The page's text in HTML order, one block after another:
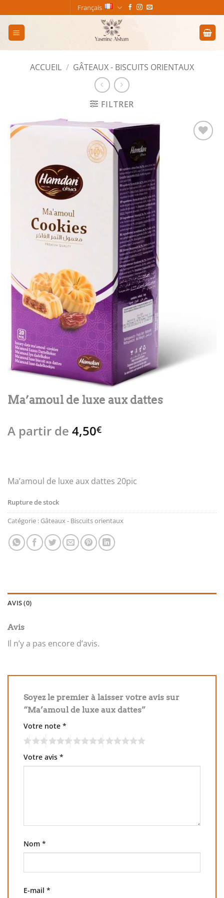
au
contenu
Français
ACCUEIL / GÂTEAUX - BISCUITS ORIENTAUX
FILTRER
Ma’amoul de luxe aux dattes
A partir de 4,50€
Ma’amoul de luxe aux dattes 20pic
Rupture de stock
Catégorie : Gâteaux - Biscuits orientaux
AVIS (0)
Avis
Il n’y a pas encore d’avis.
Soyez le premier à laisser votre avis sur
“Ma’amoul de luxe aux dattes”
Votre note *
Votre avis *
Nom *
E-mail *